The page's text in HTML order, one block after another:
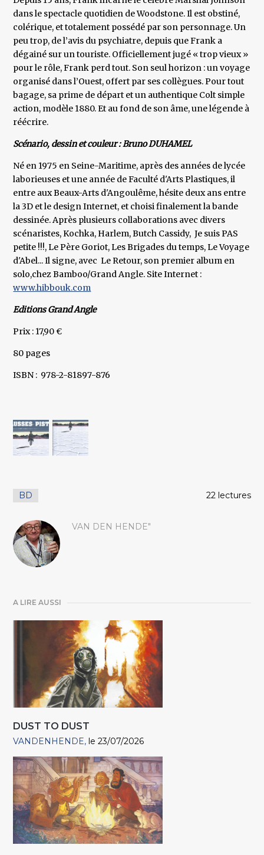
dans le spectacle quotidien de Woodstone. Il est obstiné,
colérique, et totalement possédé par son personnage. Un
peu trop, de l’avis du psychiatre, depuis que Frank a
dégainé sur un touriste. Officiellement jugé « trop vieux »
pour le rôle, Frank perd tout. Son seul horizon : un voyage
organisé dans l’Ouest, offert par ses collègues. Pour tout
bagage, sa prime de départ et un authentique Colt simple
action, modèle 1880. Et au fond de son âme, une légende à
réécrire.
Scénario, dessin et couleur : Bruno DUHAMEL
Né en 1975 en Seine-Maritime, après des années de lycée
laborieuses et une année de Faculté d'Arts Plastiques, il
entre aux Beaux-Arts d'Angoulême, hésite deux ans entre
la 3D et le design Internet, et choisi finalement la bande
dessinée. Après plusieurs collaborations avec divers
scénaristes, Kochka, Harlem, Butch Cassidy, Je suis PAS
petite !!!, Le Père Goriot, Les Brigades du temps, Le Voyage
d'Abel... Il signe, avec Le Retour, son premier album en
solo,chez Bamboo/Grand Angle. Site Internet :
www.hibbouk.com
Editions Grand Angle
Prix : 17,90 €
80 pages
ISBN : 978-2-81897-876
BD 22 lectures
VAN DEN HENDE"
A LIRE AUSSI
DUST TO DUST
VANDENHENDE le 23/07/2026